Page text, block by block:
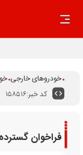
خودروهای خارجی
کد خبر:۱۵۸۵۱۶
فراخوان